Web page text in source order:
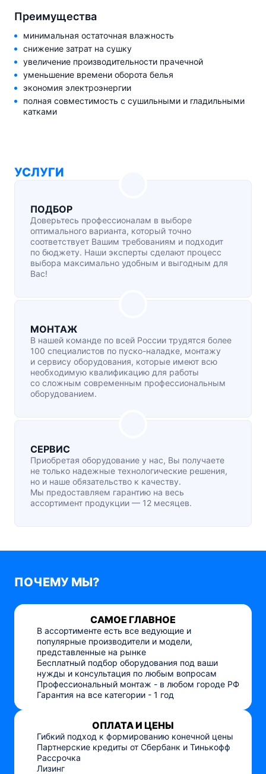
Преимущества
минимальная остаточная влажность
снижение затрат на сушку
увеличение производительности прачечной
уменьшение времени оборота белья
экономия электроэнергии
полная совместимость с сушильными и гладильными
катками
УСЛУГИ
ПОДБОР
Доверьтесь профессионалам в выборе
оптимального варианта, который точно
соответствует Вашим требованиям и подходит
по бюджету. Наши эксперты сделают процесс
выбора максимально удобным и выгодным для
Вас!
МОНТАЖ
В нашей команде по всей России трудятся более
100 специалистов по пуско-наладке, монтажу
и сервису оборудования, которые имеют всю
необходимую квалификацию для работы
со сложным современным профессиональным
оборудованием.
СЕРВИС
Приобретая оборудование у нас, Вы получаете
не только надежные технологические решения,
но и наше обязательство к качеству.
Мы предоставляем гарантию на весь
ассортимент продукции — 12 месяцев.
ПОЧЕМУ МЫ?
САМОЕ ГЛАВНОЕ
В ассортименте есть все ведующие и
популярные производители и модели,
представленные на рынке
Бесплатный подбор оборудования под ваши
нужды и консультация по любым вопросам
Профессиональный монтаж - в любом городе РФ
Гарантия на все категории - 1 год
ОПЛАТА И ЦЕНЫ
Гибкий подход к формированию конечной цены
Партнерские кредиты от Сбербанк и Тинькофф
Рассрочка
Лизинг